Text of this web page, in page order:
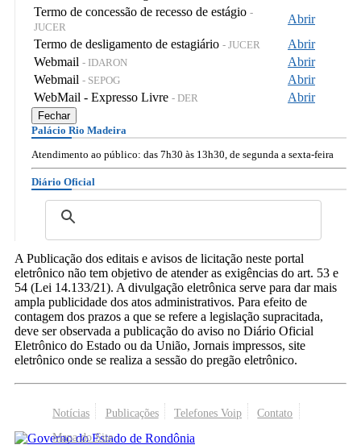
Termo de concessão de recesso de estágio -
JUCER
Abrir
Termo de desligamento de estagiário - JUCER
Abrir
Webmail - IDARON
Abrir
Webmail - SEPOG
Abrir
WebMail - Expresso Livre - DER Abrir
Fechar
Palácio Rio Madeira
Atendimento ao público: das 7h30 às 13h30, de segunda a sexta-feira
Diário Oficial
A Publicação dos editais e avisos de licitação neste portal
eletrônico não tem objetivo de atender as exigências do art. 53 e
54 (Lei 14.133/21). A divulgação eletrônica serve para dar mais
ampla publicidade dos atos administrativos. Para efeito de
contagem dos prazos a que se refere a legislação supracitada,
deve ser observada a publicação do aviso no Diário Oficial
Eletrônico do Estado ou da União, Jornais impressos, site
eletrônico onde se realiza a sessão do pregão eletrônico.
Notícias Publicações Telefones Voip
Contato
Mapa do Site